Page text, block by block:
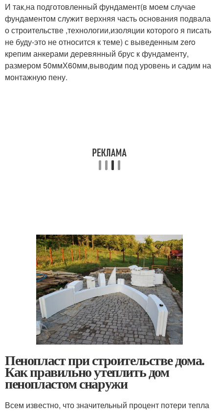
И так,на подготовленный фундамент(в моем случае
фундаментом служит верхняя часть основания подвала
о строительстве ,технологии,изоляции которого я писать
не буду-это не относится к теме) с выведенным zero
крепим анкерами деревянный брус к фундаменту,
размером 50ммХ60мм,выводим под уровень и садим на
монтажную пену.
Пенопласт при строительстве дома.
Как правильно утеплить дом
пенопластом снаружи
Всем известно, что значительный процент потери тепла